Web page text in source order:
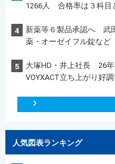
1266人 合格率は３科目
4
新薬等６製品承認へ 武
薬・オーゼイフル錠な
5
大塚HD・井上社長 26
VOYXACT立ち上がり好
人気図表ランキング